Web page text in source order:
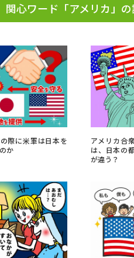
入学を決めた理由
ド
学問検索
学問の教科書 夢ナビライブ
関心ワード「アメリカ」
際に米軍は日本を
か
アメリカ合
は、日本の
が違う？